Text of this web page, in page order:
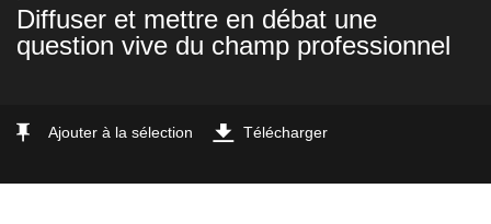
Diffuser et mettre en débat une
question vive du champ professionnel
Ajouter à la sélection Télécharger